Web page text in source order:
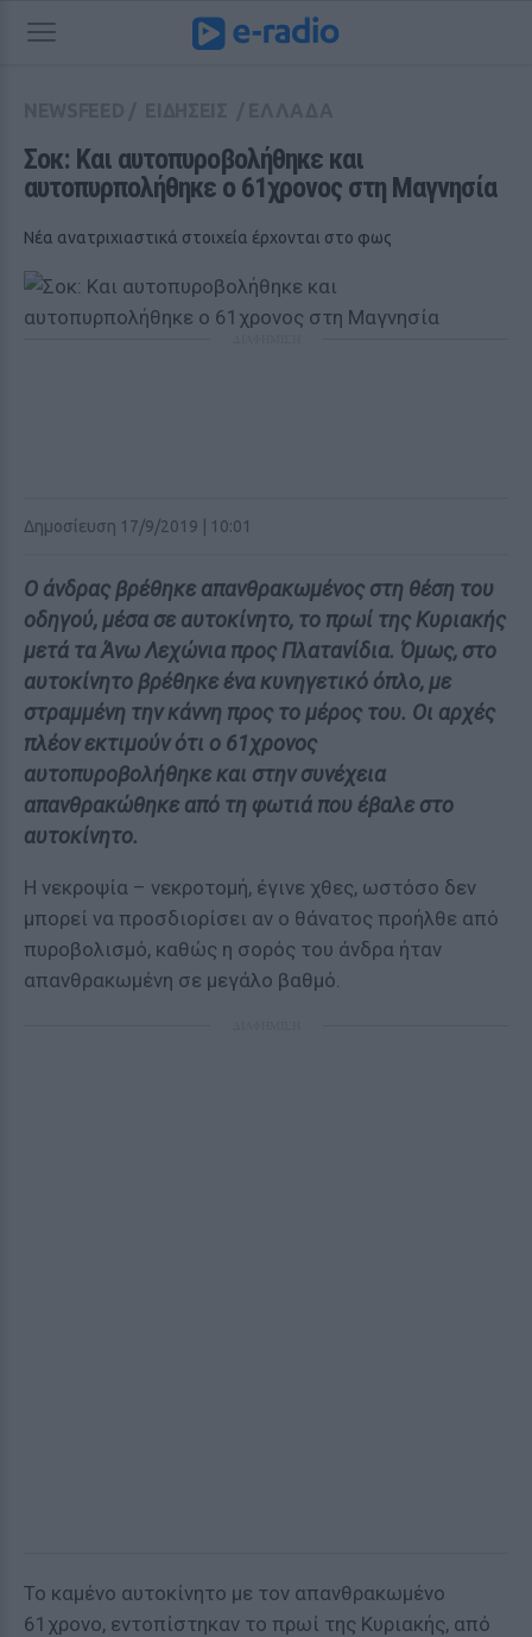
Σοκ: Και αυτοπυροβολήθηκε και
αυτοπυρπολήθηκε ο 61χρονος στη Μαγνησία
Νέα ανατριχιαστικά στοιχεία έρχονται στο φως
Δημοσίευση 17/9/2019 | 10:01
Ο άνδρας βρέθηκε απανθρακωμένος στη θέση του
οδηγού, μέσα σε αυτοκίνητο, το πρωί της Κυριακής
μετά τα Άνω Λεχώνια προς Πλατανίδια. Όμως, στο
αυτοκίνητο βρέθηκε ένα κυνηγετικό όπλο, με
στραμμένη την κάννη προς το μέρος του. Οι αρχές
πλέον εκτιμούν ότι ο 61χρονος
αυτοπυροβολήθηκε και στην συνέχεια
απανθρακώθηκε από τη φωτιά που έβαλε στο
αυτοκίνητο.
Η νεκροψία – νεκροτομή, έγινε χθες, ωστόσο δεν
μπορεί να προσδιορίσει αν ο θάνατος προήλθε από
πυροβολισμό, καθώς η σορός του άνδρα ήταν
απανθρακωμένη σε μεγάλο βαθμό.
Το καμένο αυτοκίνητο με τον απανθρακωμένο
61χρονο, εντοπίστηκαν το πρωί της Κυριακής, από